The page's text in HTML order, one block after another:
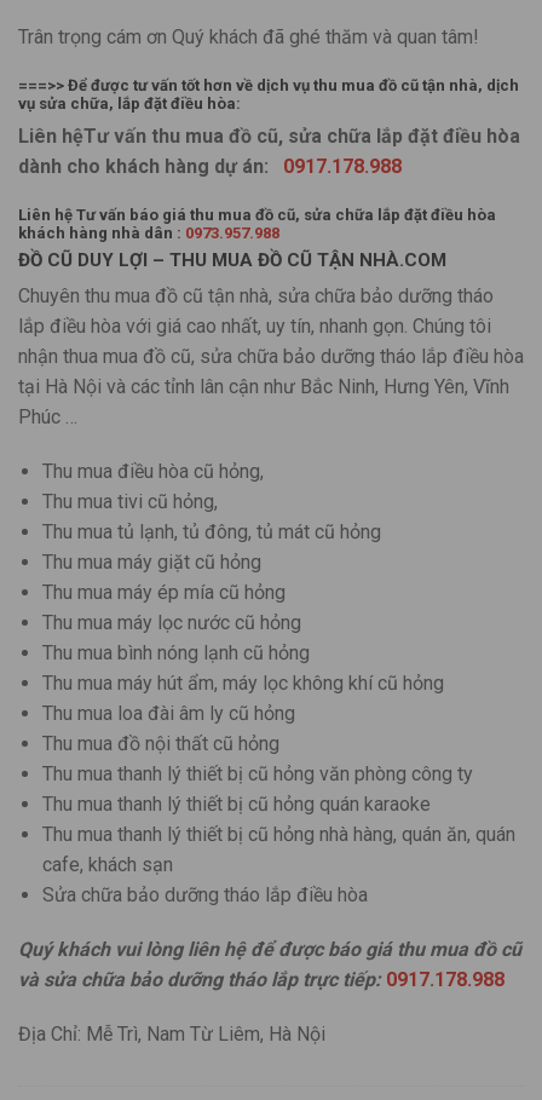
Trân trọng cám ơn Quý khách đã ghé thăm và quan tâm!
===>> Để được tư vấn tốt hơn về dịch vụ thu mua đồ cũ tận nhà, dịch
vụ sửa chữa, lắp đặt điều hòa:
Liên hệTư vấn thu mua đồ cũ, sửa chữa lắp đặt điều hòa
dành cho khách hàng dự án:
0917.178.988
Liên hệ Tư vấn báo giá thu mua đồ cũ, sửa chữa lắp đặt điều hòa
khách hàng nhà dân : 0973.957.988
ĐỒ CŨ DUY LỢI – THU MUA ĐỒ CŨ TẬN NHÀ.COM
Chuyên thu mua đồ cũ tận nhà, sửa chữa bảo dưỡng tháo
lắp điều hòa với giá cao nhất, uy tín, nhanh gọn. Chúng tôi
nhận thua mua đồ cũ, sửa chữa bảo dưỡng tháo lắp điều hòa
tại Hà Nội và các tỉnh lân cận như Bắc Ninh, Hưng Yên, Vĩnh
Phúc …
Thu mua điều hòa cũ hỏng,
Thu mua tivi cũ hỏng,
Thu mua tủ lạnh, tủ đông, tủ mát cũ hỏng
Thu mua máy giặt cũ hỏng
Thu mua máy ép mía cũ hỏng
Thu mua máy lọc nước cũ hỏng
Thu mua bình nóng lạnh cũ hỏng
Thu mua máy hút ẩm, máy lọc không khí cũ hỏng
Thu mua loa đài âm ly cũ hỏng
Thu mua đồ nội thất cũ hỏng
Thu mua thanh lý thiết bị cũ hỏng văn phòng công ty
Thu mua thanh lý thiết bị cũ hỏng quán karaoke
Thu mua thanh lý thiết bị cũ hỏng nhà hàng, quán ăn, quán
cafe, khách sạn
Sửa chữa bảo dưỡng tháo lắp điều hòa
Quý khách vui lòng liên hệ để được báo giá thu mua đồ cũ
và sửa chữa bảo dưỡng tháo lắp trực tiếp: 0917.178.988
Địa Chỉ: Mễ Trì, Nam Từ Liêm, Hà Nội